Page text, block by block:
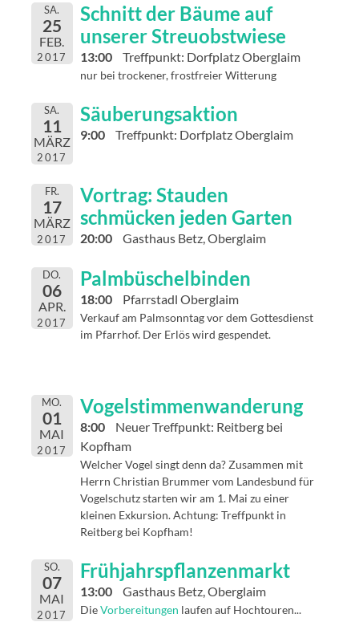
SA.
25
FEB.
2017
Schnitt der Bäume auf
unserer Streuobstwiese
13:00 Treffpunkt: Dorfplatz Oberglaim
nur bei trockener, frostfreier Witterung
SA.
11
MÄRZ
2017
Säuberungsaktion
9:00 Treffpunkt: Dorfplatz Oberglaim
FR.
17
MÄRZ
2017
Vortrag: Stauden
schmücken jeden Garten
20:00 Gasthaus Betz, Oberglaim
DO.
06
APR.
2017
Palmbüschelbinden
18:00 Pfarrstadl Oberglaim
Verkauf am Palmsonntag vor dem Gottesdienst
im Pfarrhof. Der Erlös wird gespendet.
MO.
01
MAI
2017
Vogelstimmenwanderung
8:00
Neuer Treffpunkt: Reitberg bei
Kopfham
Welcher Vogel singt denn da? Zusammen mit
Herrn Christian Brummer vom Landesbund für
Vogelschutz starten wir am 1. Mai zu einer
kleinen Exkursion. Achtung: Treffpunkt in
Reitberg bei Kopfham!
SO.
07
MAI
2017
Frühjahrspflanzenmarkt
13:00 Gasthaus Betz, Oberglaim
DieVorbereitungen laufen auf Hochtouren...